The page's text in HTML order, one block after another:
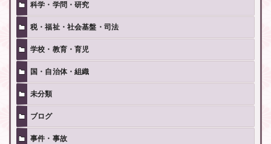
科学・学問・研究
税・福祉・社会基盤・司法
学校・教育・育児
国・自治体・組織
未分類
ブログ
事件・事故